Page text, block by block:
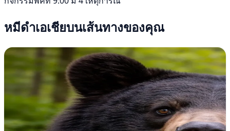
หมีดำเอเชียบนเส้นทางของคุณ